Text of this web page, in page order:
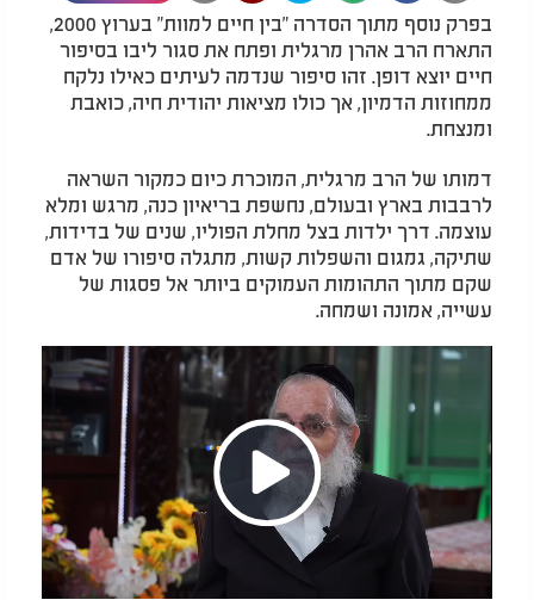
בפרק נוסף מתוך הסדרה "בין חיים למוות" בערוץ 2000,
התארח הרב אהרן מרגלית ופתח את סגור ליבו בסיפור
חיים יוצא דופן. זהו סיפור שנדמה לעיתים כאילו נלקח
ממחוזות הדמיון, אך כולו מציאות יהודית חיה, כואבת
ומנצחת.
דמותו של הרב מרגלית, המוכרת כיום כמקור השראה
לרבבות בארץ ובעולם, נחשפת בריאיון כנה, מרגש ומלא
עוצמה. דרך ילדות בצל מחלת הפוליו, שנים של בדידות,
שתיקה, גמגום והשפלות קשות, מתגלה סיפורו של אדם
שקם מתוך התהומות העמוקים ביותר אל פסגות של
עשייה, אמונה ושמחה.
Play